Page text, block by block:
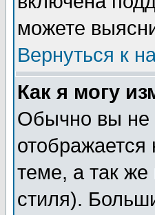
можете
Вернуться к
Как я могу
Обычно вы не
теме, а так
стиля).